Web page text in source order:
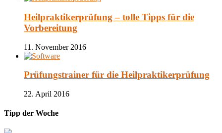
Heilpraktikerprüfung – tolle Tipps für die
Vorbereitung
11. November 2016
Prüfungstrainer für die Heilpraktikerprüfung
22. April 2016
Tipp der Woche